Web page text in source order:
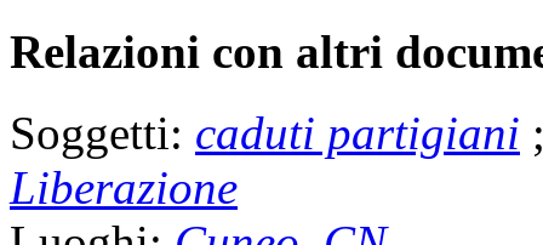
Relazioni con altri
Soggetti: caduti partigiani
Liberazione